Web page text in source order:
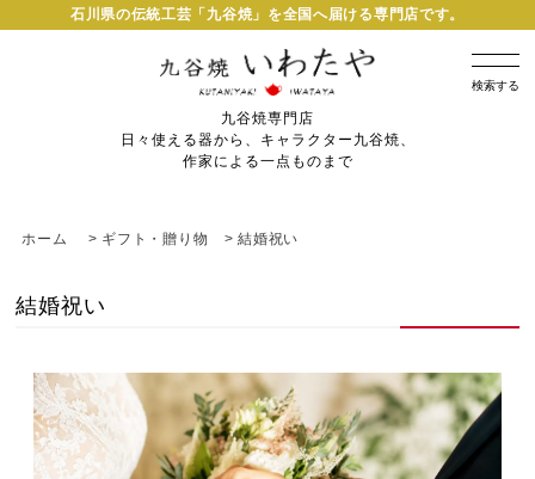
石川県の伝統工芸「九谷焼」を全国へ届ける専門店です。
検索する
九谷焼専門店
日々使える器から、キャラクター九谷焼、
作家による一点ものまで
ホーム > ギフト・贈り物 >結婚祝い
結婚祝い